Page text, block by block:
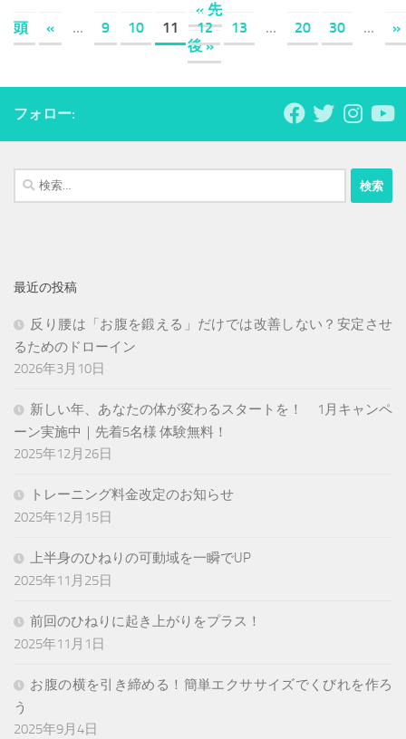
« 先
頭
« ... 9 10 11 12 13 ... 20 30 ...
»
後 »
フォロー:
検
索:
最近の投稿
反り腰は「お腹を鍛える」だけでは改善しない？安定させ
るためのドローイン
2026年3月10日
新しい年、あなたの体が変わるスタートを！ 1月キャンペ
ーン実施中｜先着5名様 体験無料！
2025年12月26日
トレーニング料金改定のお知らせ
2025年12月15日
上半身のひねりの可動域を一瞬でUP
2025年11月25日
前回のひねりに起き上がりをプラス！
2025年11月1日
お腹の横を引き締める！簡単エクササイズでくびれを作ろ
う
2025年9月4日